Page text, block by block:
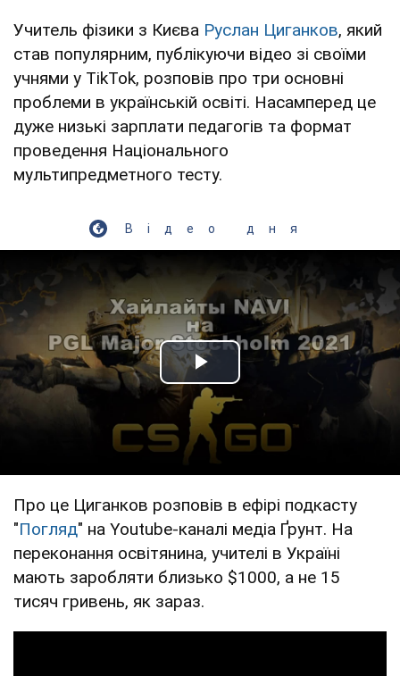
Учитель фізики з Києва Руслан Циганков, який
став популярним, публікуючи відео зі своїми
учнями у TikTok, розповів про три основні
проблеми в українській освіті. Насамперед це
дуже низькі зарплати педагогів та формат
проведення Національного
мультипредметного тесту.
Відео дня
Play Video
Про це Циганков розповів в ефірі подкасту
"Погляд" на Youtube-каналі медіа Ґрунт. На
переконання освітянина, учителі в Україні
мають заробляти близько $1000, а не 15
тисяч гривень, як зараз.